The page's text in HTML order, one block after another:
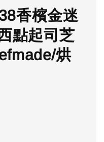
香檳金迷
點起司芝
烘